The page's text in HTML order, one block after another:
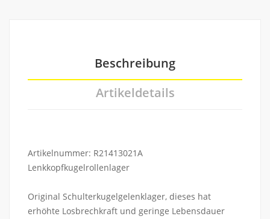
Beschreibung
Artikeldetails
Artikelnummer: R21413021A
Lenkkopfkugelrollenlager
Original Schulterkugelgelenklager, dieses hat
erhöhte Losbrechkraft und geringe Lebensdauer